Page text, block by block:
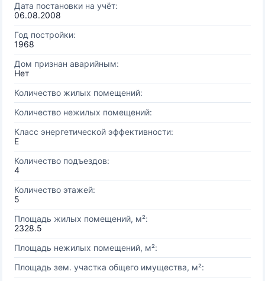
Дата постановки на учёт:
06.08.2008
Год постройки:
1968
Дом признан аварийным:
Нет
Количество жилых помещений:
Количество нежилых помещений:
Класс энергетической эффективности:
E
Количество подъездов:
4
Количество этажей:
5
Площадь жилых помещений, м²:
2328.5
Площадь нежилых помещений, м²:
Площадь зем. участка общего имущества, м²: